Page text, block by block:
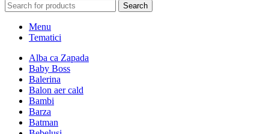
Search
Menu
Tematici
Alba ca Zapada
Baby Boss
Balerina
Balon aer cald
Bambi
Barza
Batman